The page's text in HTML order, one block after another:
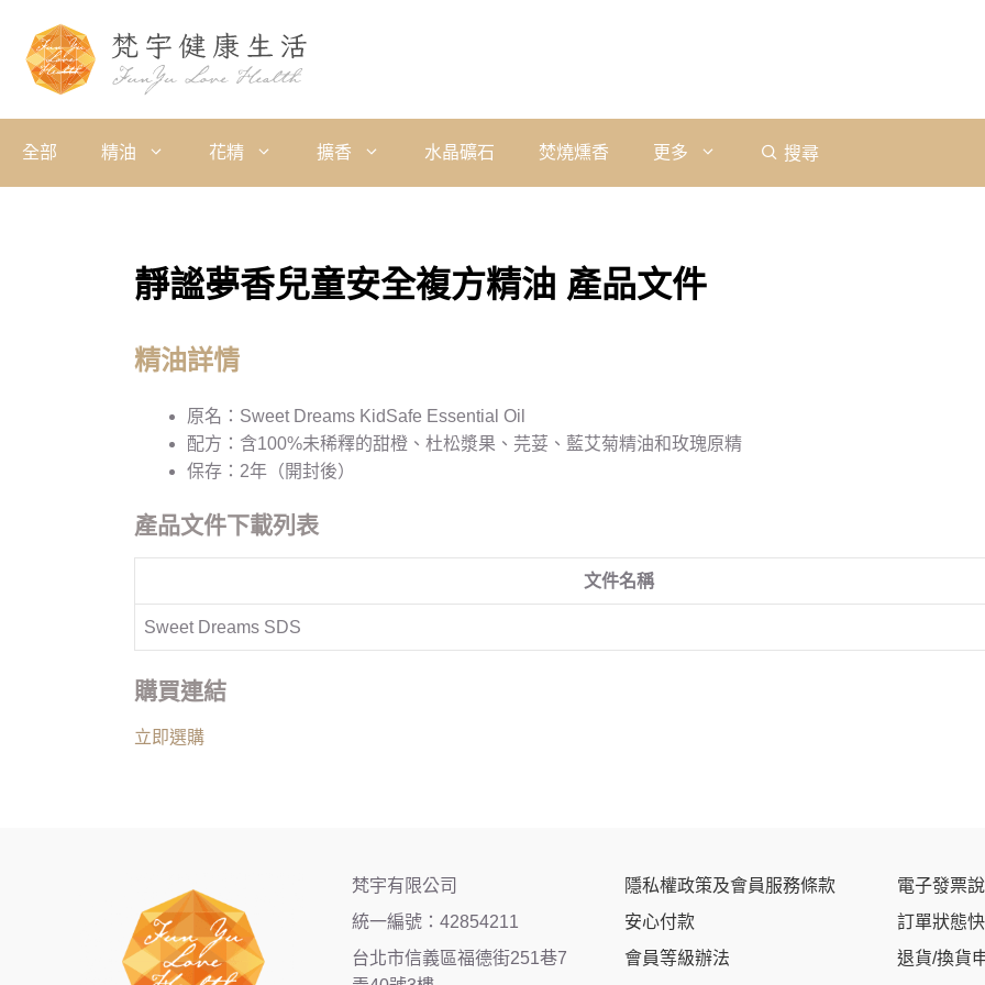
全部 精油 花精 擴香 水晶礦石 焚燒燻香 更多 搜尋
靜謐夢香兒童安全複方精油 產品文件
精油詳情
原名：Sweet Dreams KidSafe Essential Oil
配方：含100%未稀釋的甜橙、杜松漿果、芫荽、藍艾菊精油和玫瑰原精
保存：2年（開封後）
產品文件下載列表
文件名稱
Sweet Dreams SDS
購買連結
立即選購
梵宇有限公司
統一編號：42854211
台北市信義區福德街251巷7
隱私權政策及會員服務條款
安心付款
會員等級辦法
電子發票
訂單狀態
退貨/換貨